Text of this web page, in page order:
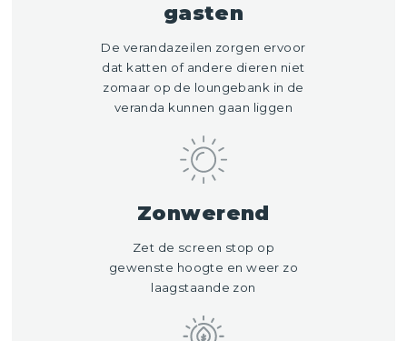
gasten
De verandazeilen zorgen ervoor
dat katten of andere dieren niet
zomaar op de loungebank in de
veranda kunnen gaan liggen
Zonwerend
Zet de screen stop op
gewenste hoogte en weer zo
laagstaande zon